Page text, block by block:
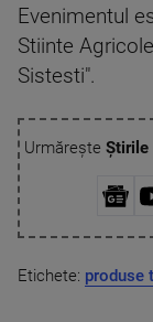
Evenimentul
Stiinte
Sistesti".
Urmărește Știrile
Etichete: produse